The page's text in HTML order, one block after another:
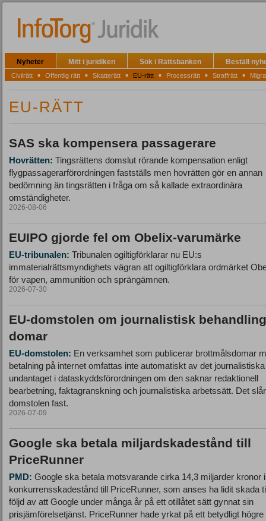
Nyheter Mitt i juridiken Sök i Rättsbanken Beställ
Civilrätt ▪ Offentlig rätt ▪ Skatterätt ▪ EU-rätt ▪ Processrätt ▪ Straffrätt ▪
EU-RÄTT
SAS ska kompensera passagerare
Hovrätten: Tingsrättens domslut rörande kompensation enligt
flygpassagerarförordningen fastställs men hovrätten gör en annan
bedömning än tingsrätten i fråga om så kallade extraordinära
omständigheter.
2026-08-06
EUIPO gjorde fel om Obelix-varumärke
EU-tribunalen: Tribunalen ogiltigförklarar nu EU:s
immaterialrättsmyndighets vägran att ogiltigförklara ordmärket
för vapen, ammunition och sprängämnen.
2026-07-30
EU-domstolen om journalistisk
domar
EU-domstolen: En verksamhet som publicerar brottmålsdomar
betalning på internet omfattas inte automatiskt av det journalistiska
undantaget i dataskyddsförordningen om den saknar redaktionell
bearbetning, faktagranskning och journalistiska arbetssätt. Det
domstolen fast.
2026-07-09
Google ska betala miljardskadestånd till
PriceRunner
PMD: Google ska betala motsvarande cirka 14,3 miljarder kronor i
konkurrensskadestånd till PriceRunner, som anses ha lidit skada
följd av att Google under många år på ett otillåtet sätt gynnat sin
prisjämförelsetjänst. PriceRunner hade yrkat på ett betydligt högre